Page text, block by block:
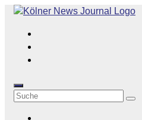
Zum
springen